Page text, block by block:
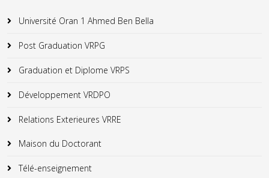
Université Oran 1 Ahmed Ben Bella
Post Graduation VRPG
Graduation et Diplome VRPS
Développement VRDPO
Relations Exterieures VRRE
Maison du Doctorant
Télé-enseignement